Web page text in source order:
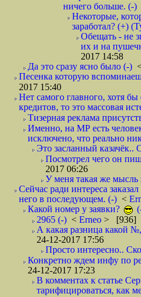
ничего больше. (-)
Некоторые,
заработал? (+)
Обещать - не
их и на
2017 14:58
Да это сразу ясно было (-)
Песенка которую
2017 15:40
Нет самого главного, хотя
кредитов, то это массовая
Тизерная реклама
Именно, на МР есть
исключено, что реально
Это засланный казачёк..
Посмотрел чего он
2017 06:26
У меня такая же мысль
Сейчас ради интереса
него в последующем. (-) <
Какой номер у заявки?
2965 (-) < Erneo > [936]
А какая разница какой
24-12-2017 17:56
Просто интересно..
Конкретно ждем инфу по
24-12-2017 17:23
В комментах к статье
тарифицироваться, как